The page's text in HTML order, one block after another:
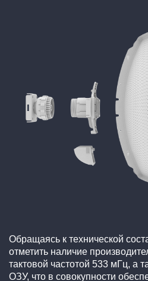
Обращаясь к технической
отметить наличие
тактовой частотой 533 мГц, а
ОЗУ, что в совокупности